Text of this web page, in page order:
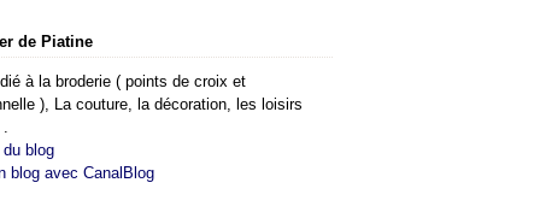
de Piatine
à la broderie ( points de croix et
), La couture, la décoration, les loisirs
.
blog
blog avec CanalBlog